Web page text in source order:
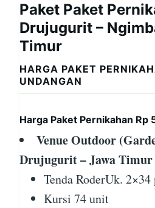
Paket Paket
Drujugurit –
Timur
HARGA PAKET
UNDANGAN
Harga Paket Pernikahan
Venue Outdoor
Drujugurit – Jawa Timur
Tenda RoderUk.
Kursi 74 unit